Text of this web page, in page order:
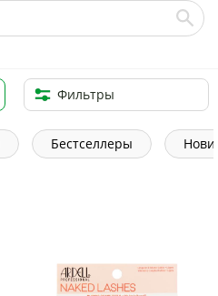
Фильтры
Бестселлеры